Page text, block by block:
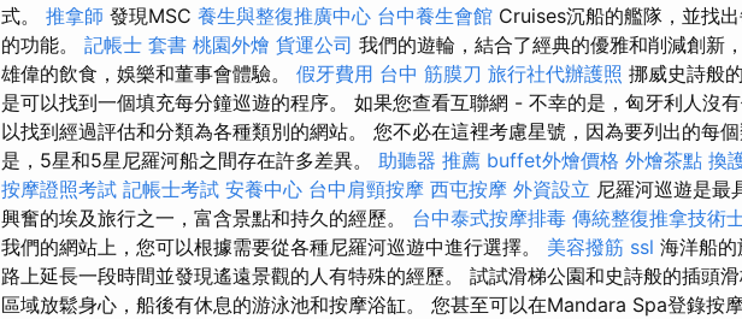
式。 推拿師 發現MSC 養生與整復推廣中心 台中養生會館 Cruises沉船的艦隊，並找
的功能。 記帳士 套書 桃園外燴 貨運公司 我們的遊輪，結合了經典的優雅和削減創新
雄偉的飲食，娛樂和董事會體驗。 假牙費用 台中 筋膜刀 旅行社代辦護照 挪威史詩般
是可以找到一個填充每分鐘巡遊的程序。 如果您查看互聯網 - 不幸的是，匈牙利人沒
以找到經過評估和分類為各種類別的網站。 您不必在這裡考慮星號，因為要列出的每
是，5星和5星尼羅河船之間存在許多差異。 助聽器 推薦 buffet外燴價格 外燴茶點 換
按摩證照考試 記帳士考試 安養中心 台中肩頸按摩 西屯按摩 外資設立 尼羅河巡遊是最
興奮的埃及旅行之一，富含景點和持久的經歷。 台中泰式按摩排毒 傳統整復推拿技術
我們的網站上，您可以根據需要從各種尼羅河巡遊中進行選擇。 美容撥筋 ssl 海洋船
路上延長一段時間並發現遙遠景觀的人有特殊的經歷。 試試滑梯公園和史詩般的插頭
區域放鬆身心，船後有休息的游泳池和按摩浴缸。 您甚至可以在Mandara Spa登錄按